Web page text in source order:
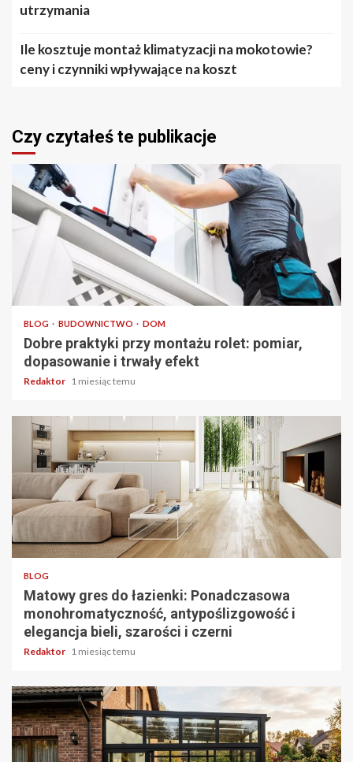
utrzymania
Ile kosztuje montaż klimatyzacji na mokotowie?
ceny i czynniki wpływające na koszt
Czy czytałeś te publikacje
4 min odczytu
BLOG BUDOWNICTWO DOM
Dobre praktyki przy montażu rolet: pomiar,
dopasowanie i trwały efekt
Redaktor 1 miesiąc temu
4 min odczytu
BLOG
Matowy gres do łazienki: Ponadczasowa
monohromatyczność, antypoślizgowość i
elegancja bieli, szarości i czerni
Redaktor 1 miesiąc temu